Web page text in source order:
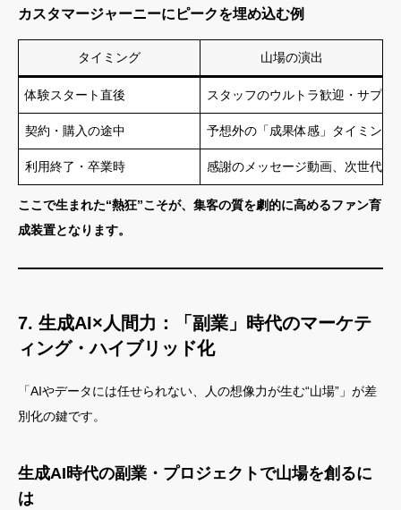
カスタマージャーニーにピークを埋め込む例
タイミング 山場の演出
体験スタート直後 スタッフのウルトラ歓迎・サプラ
契約・購入の途中 予想外の「成果体感」タイミング
利用終了・卒業時 感謝のメッセージ動画、次世代会
ここで生まれた“熱狂”こそが、集客の質を劇的に高めるファン育
成装置となります。
7. 生成AI×人間力：「副業」時代のマーケテ
ィング・ハイブリッド化
「AIやデータには任せられない、人の想像力が生む“山場”」が差
別化の鍵です。
生成AI時代の副業・プロジェクトで山場を創るに
は